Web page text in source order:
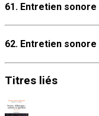
61. Entretien sonore
62. Entretien sonore
Titres liés